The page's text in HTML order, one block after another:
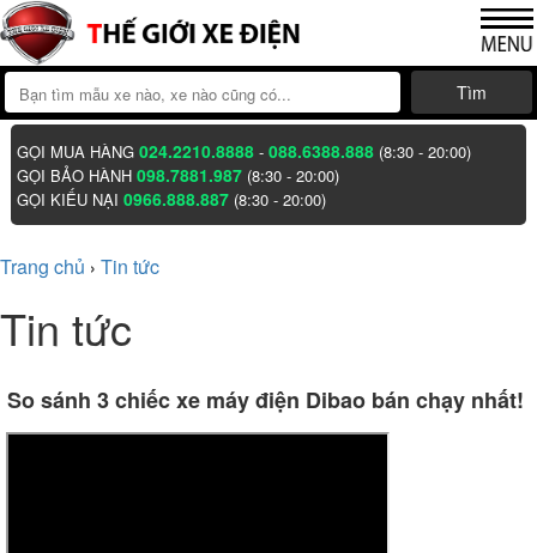
Tìm
GỌI MUA HÀNG024.2210.8888 -088.6388.888 (8:30 - 20:00)
GỌI BẢO HÀNH098.7881.987 (8:30 - 20:00)
GỌI KIẾU NẠI0966.888.887 (8:30 - 20:00)
Trang chủ › Tin tức
Tin tức
So sánh 3 chiếc xe máy điện Dibao bán chạy nhất!